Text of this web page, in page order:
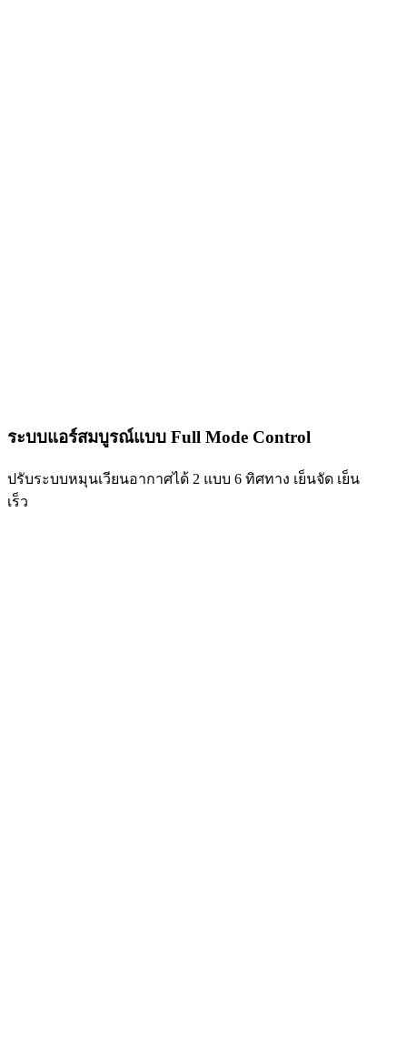
ระบบแอร์สมบูรณ์แบบ Full Mode Control
ปรับระบบหมุนเวียนอากาศได้ 2 แบบ 6 ทิศทาง เย็นจัด เย็น
เร็ว